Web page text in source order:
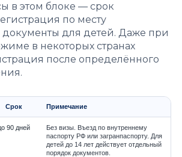
в этом блоке — срок
по месту
для детей. Даже при
в некоторых странах
после определённого
Срок Примечание
90 дней
Без визы. Въезд по внутреннему
паспорту РФ или загранпаспорту. Для
детей до 14 лет действует отдельный
порядок документов.